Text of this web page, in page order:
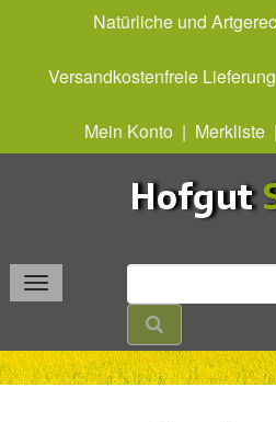
Natürliche und
Versandkostenfreie
Mein Konto| Merkliste|